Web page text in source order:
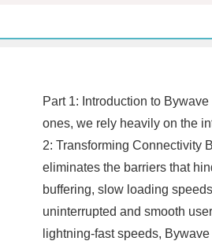
Part 1: Introduction to
ones, we rely heavily on the
2: Transforming Connectivity
eliminates the barriers that
buffering, slow loading
uninterrupted and smooth
lightning-fast speeds,